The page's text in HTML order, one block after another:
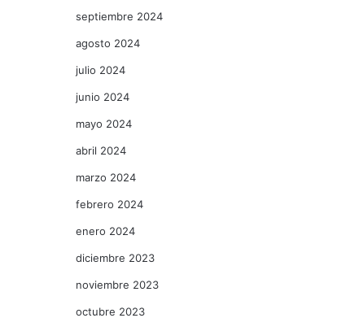
septiembre 2024
agosto 2024
julio 2024
junio 2024
mayo 2024
abril 2024
marzo 2024
febrero 2024
enero 2024
diciembre 2023
noviembre 2023
octubre 2023